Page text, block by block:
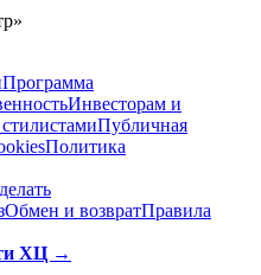
Программа
Инвесторам и
Публичная
Политика
Обмен и возвратПравила
ХЦ →